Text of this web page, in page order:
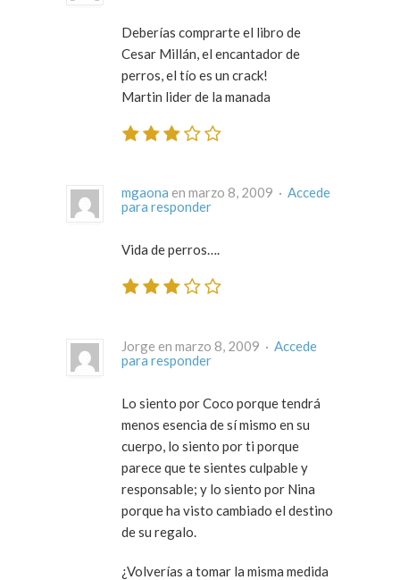
Deberías comprarte el libro de
Cesar Millán, el encantador de
perros, el tío es un crack!
Martin lider de la manada
mgaona en marzo 8, 2009 · Accede
para responder
Vida de perros….
Jorge en marzo 8, 2009 · Accede
para responder
Lo siento por Coco porque tendrá
menos esencia de sí mismo en su
cuerpo, lo siento por ti porque
parece que te sientes culpable y
responsable; y lo siento por Nina
porque ha visto cambiado el destino
de su regalo.
¿Volverías a tomar la misma medida